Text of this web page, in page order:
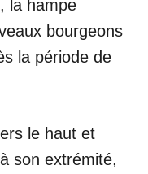
la hampe
bourgeons
la période de
le haut et
son extrémité,